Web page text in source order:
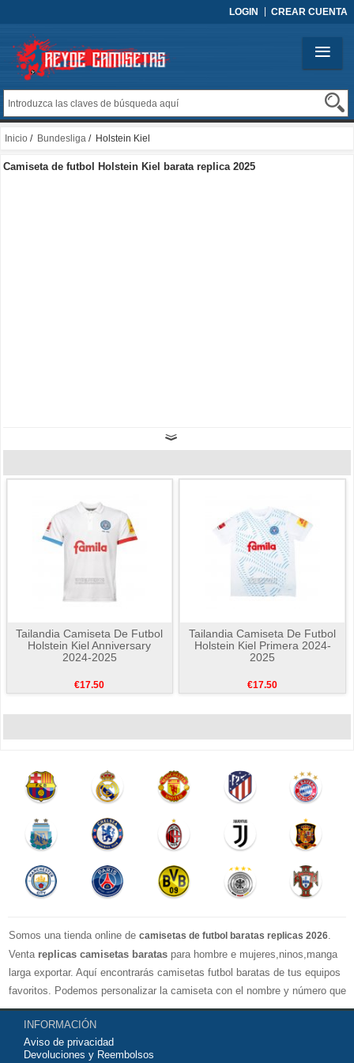
LOGIN CREAR CUENTA
Inicio / Bundesliga / Holstein Kiel
Camiseta de futbol Holstein Kiel barata replica 2025
Tailandia Camiseta De Futbol
Holstein Kiel Anniversary
2024-2025
€17.50
Tailandia Camiseta De Futbol
Holstein Kiel Primera 2024-
2025
€17.50
Somos una tienda online de camisetas de futbol baratas replicas 2026.
Venta replicas camisetas baratas para hombre e mujeres,ninos,manga
larga exportar. Aquí encontrarás camisetas futbol baratas de tus equipos
favoritos. Podemos personalizar la camiseta con el nombre y número que
quieras. Nuestrascamisetas de futbol replicasson de máxima calidad
tailandesa por lo que estamos convencidos que quedarás muy satisfecho
con ella. Estas camisetas tienen un tejido transpirable por lo que te
INFORMACIÓN
Aviso de privacidad
Devoluciones y Reembolsos